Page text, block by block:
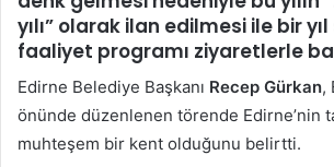
yılı” olarak ilan edilmesi ile bir
faaliyet programı ziyaretlerle
Edirne Belediye Başkanı Recep Gürkan,
önünde düzenlenen törende Edirne’nin
muhteşem bir kent olduğunu belirtti.